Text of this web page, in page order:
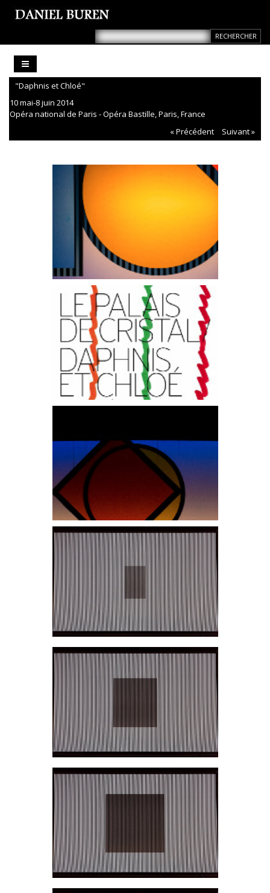
"Daphnis et Chloé"
10 mai-8 juin 2014
Opéra national de Paris - Opéra Bastille, Paris, France
« Précédent
Suivant »